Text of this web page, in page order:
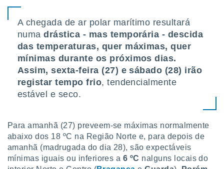
navegação
não
ou
Pode
de
ao
A chegada de ar polar marítimo resultará
numadrástica - mas temporária - descida
das temperaturas, quer máximas, quer
mínimas durante os próximos dias.
Assim, sexta-feira (27) e sábado (28) irão
registar tempo frio, tendencialmente
estável e seco.
Para amanhã (27) preveem-se máximas normalmente
abaixo dos 18 ºC na Região Norte e, para depois de
amanhã (madrugada do dia 28), são expectáveis
mínimas iguais ou inferiores a 6 ºC nalguns locais do